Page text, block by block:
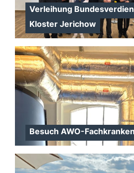
Verleihung
Kloster Jerichow
Besuch AWO-